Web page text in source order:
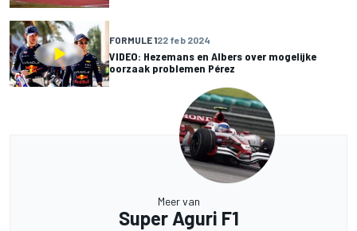
FORMULE 122 feb 2024
VIDEO: Hezemans en Albers over mogelijke
oorzaak problemen Pérez
Meer van
Super Aguri F1